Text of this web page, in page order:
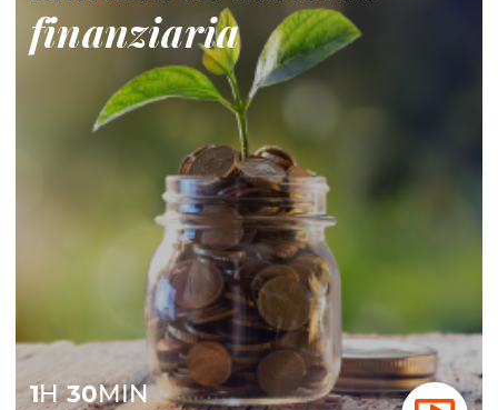
finanziaria
1H30MIN